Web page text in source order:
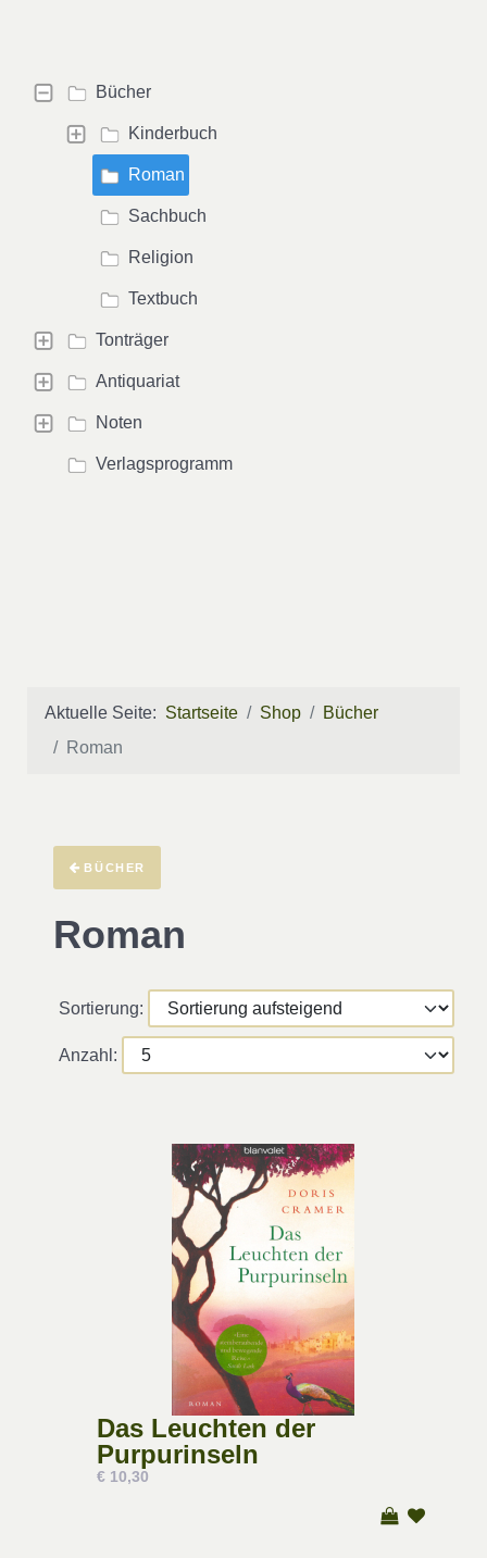
Bücher
Kinderbuch
Roman
Sachbuch
Religion
Textbuch
Tonträger
Antiquariat
Noten
Verlagsprogramm
Aktuelle Seite: Startseite Shop
Bücher
Roman
BÜCHER
Roman
Sortierung:
Anzahl:
Das Leuchten der
Purpurinseln
€ 10,30